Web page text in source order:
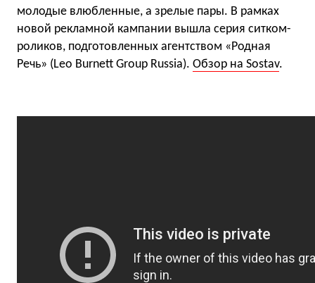
молодые влюбленные, а зрелые пары. В рамках
новой рекламной кампании вышла серия ситком-
роликов, подготовленных агентством «Родная
Речь» (Leo Burnett Group Russia). Обзор на Sostav.